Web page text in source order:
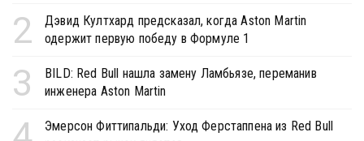
2
Дэвид Култхард предсказал, когда Aston Martin
одержит первую победу в Формуле 1
3
BILD: Red Bull нашла замену Ламбьязе, переманив
инженера Aston Martin
Эмерсон Фиттипальди: Уход Ферстаппена из Red Bull